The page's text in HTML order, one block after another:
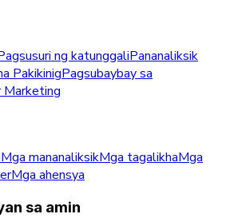
ng katunggaliPananaliksik
PakikinigPagsubaybay sa
Marketing
Mga mananaliksikMga tagalikhaMga
Mga ahensya
sa amin